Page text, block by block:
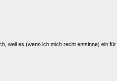
weil es (wenn ich mich recht entsinne) ein